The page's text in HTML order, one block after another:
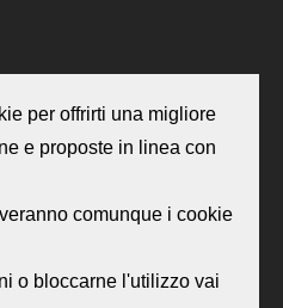
i.v.
per offrirti una migliore
e proposte in linea con
comunque i cookie
o bloccarne l'utilizzo vai